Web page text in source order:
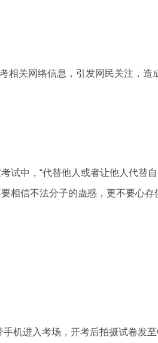
关网络信息，引发网民关注，造
中，“代替他人或者让他人代替
相信不法分子的蛊惑，更不要心
进入考场，开考后拍摄试卷发